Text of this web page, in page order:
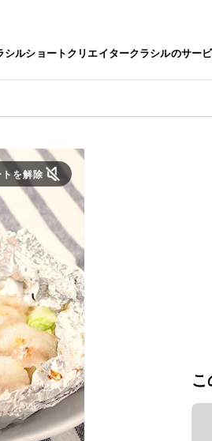
シルショートクリエイタークラシルのサー
トを解除